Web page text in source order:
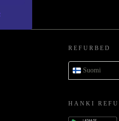
REFURBED
Suomi
HANKI